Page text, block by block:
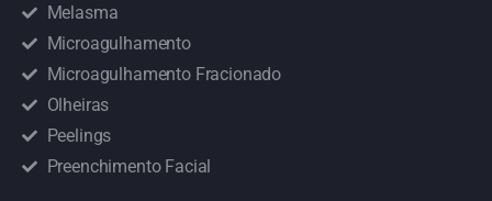
Melasma
Microagulhamento
Microagulhamento Fracionado
Olheiras
Peelings
Preenchimento Facial